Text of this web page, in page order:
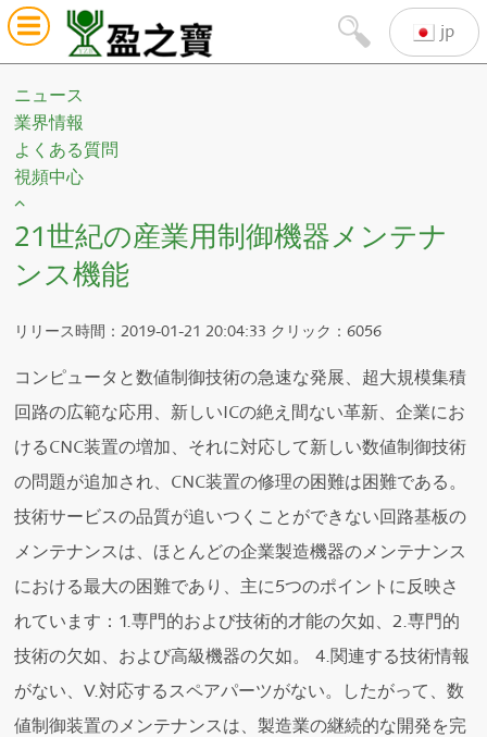
jp
ニュース
業界情報
よくある質問
視頻中心
21世紀の産業用制御機器メンテナ
ンス機能
リリース時間：2019-01-21 20:04:33 クリック：6056
コンピュータと数値制御技術の急速な発展、超大規模集積
回路の広範な応用、新しいICの絶え間ない革新、企業にお
けるCNC装置の増加、それに対応して新しい数値制御技術
の問題が追加され、CNC装置の修理の困難は困難である。
技術サービスの品質が追いつくことができない回路基板の
メンテナンスは、ほとんどの企業製造機器のメンテナンス
における最大の困難であり、主に5つのポイントに反映さ
れています：1.専門的および技術的才能の欠如、2.専門的
技術の欠如、および高級機器の欠如。 4.関連する技術情報
がない、V.対応するスペアパーツがない。したがって、数
値制御装置のメンテナンスは、製造業の継続的な開発を完